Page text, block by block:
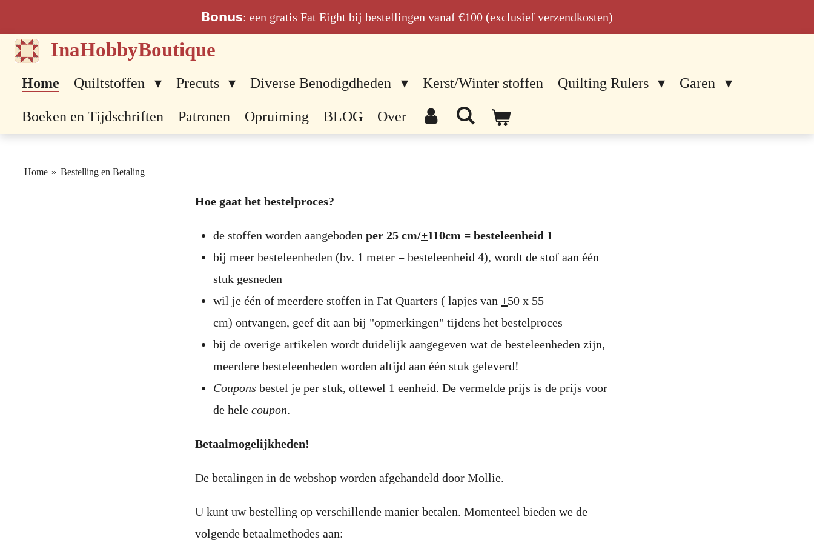
direct
naar
𝗕𝗼𝗻𝘂𝘀: een gratis Fat Eight bij bestellingen vanaf €100 (exclusief verzendkosten)
InaHobbyBoutique
Home Quiltstoffen Precuts Diverse Benodigdheden Kerst/Winter stoffen Quilting Rulers Garen
Boeken en Tijdschriften Patronen Opruiming BLOG Over
Home » Bestelling en Betaling
Hoe gaat het bestelproces?
de stoffen worden aangeboden per 25 cm/+110cm = besteleenheid 1
bij meer besteleenheden (bv. 1 meter = besteleenheid 4), wordt de stof aan één
stuk gesneden
wil je één of meerdere stoffen in Fat Quarters ( lapjes van +50 x 55
cm) ontvangen, geef dit aan bij "opmerkingen" tijdens het bestelproces
bij de overige artikelen wordt duidelijk aangegeven wat de besteleenheden zijn,
meerdere besteleenheden worden altijd aan één stuk geleverd!
Coupons bestel je per stuk, oftewel 1 eenheid. De vermelde prijs is de prijs voor
de hele coupon.
Betaalmogelijkheden!
De betalingen in de webshop worden afgehandeld door Mollie.
U kunt uw bestelling op verschillende manier betalen. Momenteel bieden we de
volgende betaalmethodes aan: